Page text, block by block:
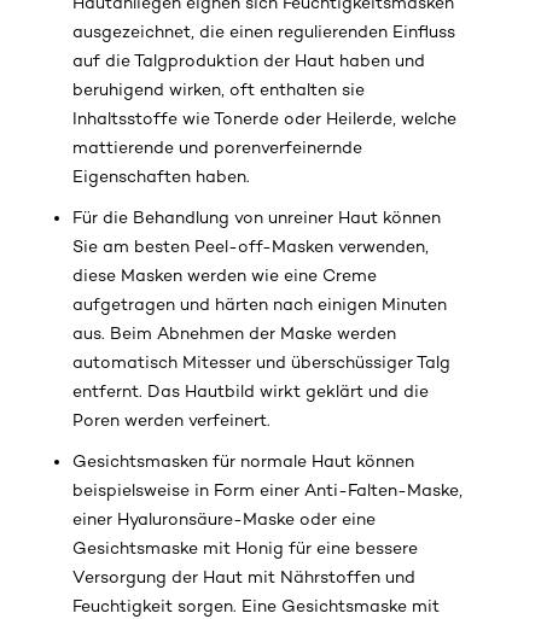
ausgezeichnet, die einen regulierenden Einfluss
auf die Talgproduktion der Haut haben und
beruhigend wirken, oft enthalten sie
Inhaltsstoffe wie Tonerde oder Heilerde, welche
mattierende und porenverfeinernde
Eigenschaften haben.
Für die Behandlung von unreiner Haut können
Sie am besten Peel-off-Masken verwenden,
diese Masken werden wie eine Creme
aufgetragen und härten nach einigen Minuten
aus. Beim Abnehmen der Maske werden
automatisch Mitesser und überschüssiger Talg
entfernt. Das Hautbild wirkt geklärt und die
Poren werden verfeinert.
Gesichtsmasken für normale Haut können
beispielsweise in Form einer Anti-Falten-Maske,
einer Hyaluronsäure-Maske oder eine
Gesichtsmaske mit Honig für eine bessere
Versorgung der Haut mit Nährstoffen und
Feuchtigkeit sorgen. Eine Gesichtsmaske mit